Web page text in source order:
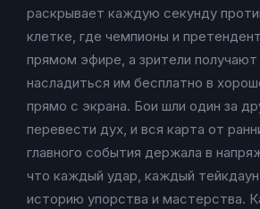
раскрывает каждую секунду
клетке, где чемпионы и
прямом эфире, а зрители
насладиться им бесплатно в
прямо с экрана. Бои шли один за
перевести дух, и вся карта от
главного события держала в
что каждый удар, каждый
историю упорства и мастерства.